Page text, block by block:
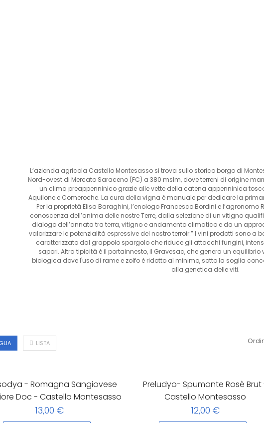
L’azienda agricola Castello Montesasso si trova sullo storico borgo di
Nord-ovest di Mercato Saraceno (FC) a 380 mslm, dove terreni di origine
un clima preappenninico grazie alle vette della catena appenninica
Aquilone e Comeroche. La cura della vigna è manuale per dedicare la
Per la proprietà Elisa Baraghini, l’enologo Francesco Bordini e
conoscenza dell’anima delle nostre Terre, dalla selezione di un vitigno
dialogo dell’annata tra terra, vitigno e andamento climatico e da un
valorizzare le potenzialità espressive del nostro terroir.” I vini prodotti sono a
caratterizzato dal grappolo spargolo che riduce gli attacchi fungini,
sapori. Altra tipicità è il portainnesto, il Gravesac, che genera un
biologica dove l'uso di rame e zolfo è ridotto al minimo, sotto la soglia
alla genetica delle viti.
LISTA
- Romagna Sangiovese
Doc - Castello Montesasso
13,00 €
Preludyo- Spumante Rosè Brut
Castello Montesasso
12,00 €